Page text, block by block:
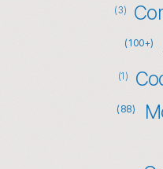
(3)
(100+)
(1)
(88)
L’efficienza
secondo